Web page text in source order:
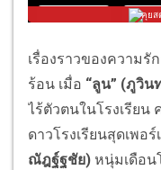
เรื่องราวของความ
ร้อน เมื่อ “ลูน” (ภูวิน
ไร้ตัวตนในโรงเรียน
ดาวโรงเรียนสุดเพอ
ณัฎฐ์ฐชัย) หนุ่มเดือน